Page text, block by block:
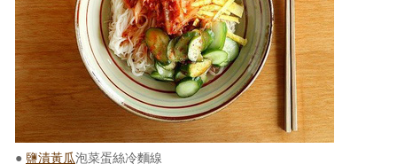
關於Yilan
個人著作
活動實況記錄
媒體報導一覽
合作與代言
● 鹽漬黃瓜泡菜蛋絲冷麵線